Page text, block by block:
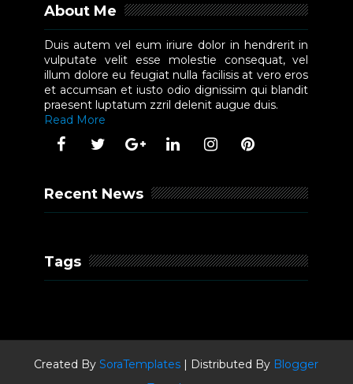
About Me
Duis autem vel eum iriure dolor in hendrerit in
vulputate velit esse molestie consequat, vel
illum dolore eu feugiat nulla facilisis at vero eros
et accumsan et iusto odio dignissim qui blandit
praesent luptatum zzril delenit augue duis.
Read More
Recent News
Tags
Created BySoraTemplates | Distributed By Blogger